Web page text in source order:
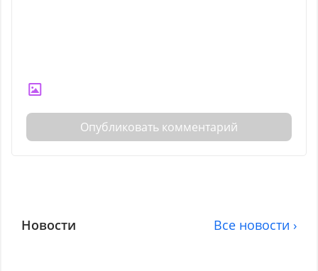
Опубликовать комментарий
Новости Все новости ›